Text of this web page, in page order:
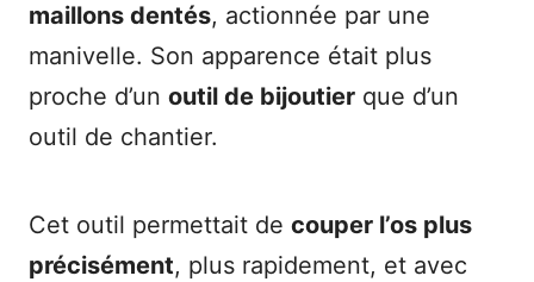
maillons dentés, actionnée par une
manivelle. Son apparence était plus
proche d’un outil de bijoutier que d’un
outil de chantier.
Cet outil permettait de couper l’os plus
précisément, plus rapidement, et avec